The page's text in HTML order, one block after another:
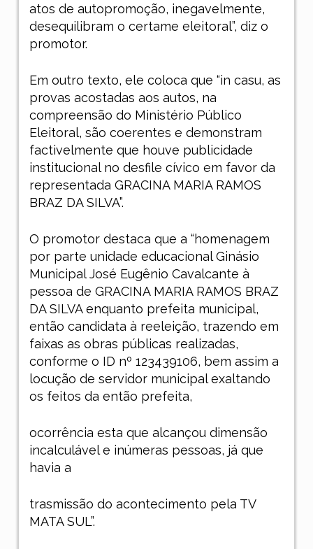
atos de autopromoção, inegavelmente,
desequilibram o certame eleitoral”, diz o
promotor.
Em outro texto, ele coloca que “in casu, as
provas acostadas aos autos, na
compreensão do Ministério Público
Eleitoral, são coerentes e demonstram
factivelmente que houve publicidade
institucional no desfile cívico em favor da
representada GRACINA MARIA RAMOS
BRAZ DA SILVA”.
O promotor destaca que a “homenagem
por parte unidade educacional Ginásio
Municipal José Eugênio Cavalcante à
pessoa de GRACINA MARIA RAMOS BRAZ
DA SILVA enquanto prefeita municipal,
então candidata à reeleição, trazendo em
faixas as obras públicas realizadas,
conforme o ID nº 123439106, bem assim a
locução de servidor municipal exaltando
os feitos da então prefeita,
ocorrência esta que alcançou dimensão
incalculável e inúmeras pessoas, já que
havia a
trasmissão do acontecimento pela TV
MATA SUL”.